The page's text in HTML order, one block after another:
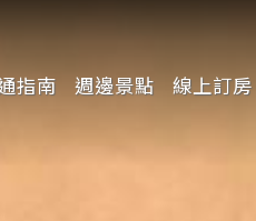
指南 週邊景點 線上訂房